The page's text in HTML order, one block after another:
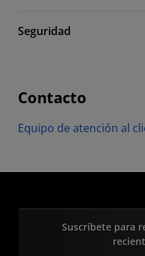
Seguridad
Contacto
Equipo de atención al
Suscríbete para